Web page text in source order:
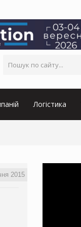
Логістика
2015